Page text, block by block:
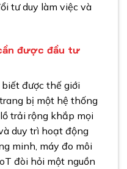
tư duy làm việc và
được đầu tư
được thế giới
bị một hệ thống
trải rộng khắp mọi
duy trì hoạt động
minh, máy đo môi
đòi hỏi một nguồn